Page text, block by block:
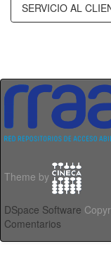
SERVICIO AL
Theme by
DSpace Software
Comentarios